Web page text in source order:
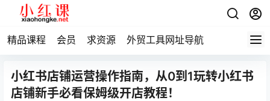
精品课程 会员 求资源 外贸工具网址导航
小红书店铺运营操作指南，从0到1玩转小红书
店铺新手必看保姆级开店教程！​